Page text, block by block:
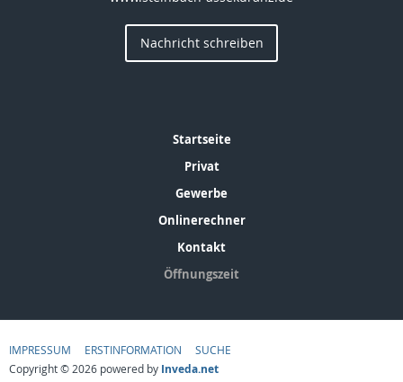
Nachricht schreiben
Startseite
Privat
Gewerbe
Onlinerechner
Kontakt
Öffnungszeit
IMPRESSUM ERSTINFORMATION
SUCHE
Copyright © 2026 powered by Inveda.net